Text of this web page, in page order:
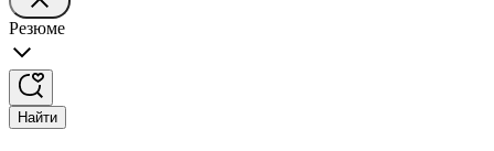
Резюме
Найти